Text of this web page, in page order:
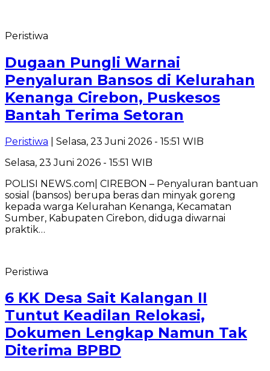
Peristiwa
Dugaan Pungli Warnai
Penyaluran Bansos di Kelurahan
Kenanga Cirebon, Puskesos
Bantah Terima Setoran
Peristiwa | Selasa, 23 Juni 2026 - 15:51 WIB
Selasa, 23 Juni 2026 - 15:51 WIB
POLISI NEWS.com| CIREBON – Penyaluran bantuan
sosial (bansos) berupa beras dan minyak goreng
kepada warga Kelurahan Kenanga, Kecamatan
Sumber, Kabupaten Cirebon, diduga diwarnai
praktik…
Peristiwa
6 KK Desa Sait Kalangan II
Tuntut Keadilan Relokasi,
Dokumen Lengkap Namun Tak
Diterima BPBD